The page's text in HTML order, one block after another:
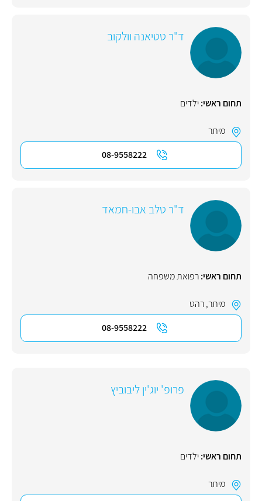
ד"ר טטיאנה וולקוב
תחום ראשי:ילדים
מיתר
08-9558222
ד"ר טלב אבו-חמאד
תחום ראשי:רפואת משפחה
מיתר,רהט
08-9558222
פרופ' יוג'ין ליבוביץ
תחום ראשי:ילדים
מיתר